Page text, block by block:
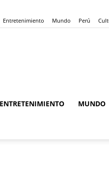
Entretenimiento Mundo Perú
ENTRETENIMIENTO MUNDO